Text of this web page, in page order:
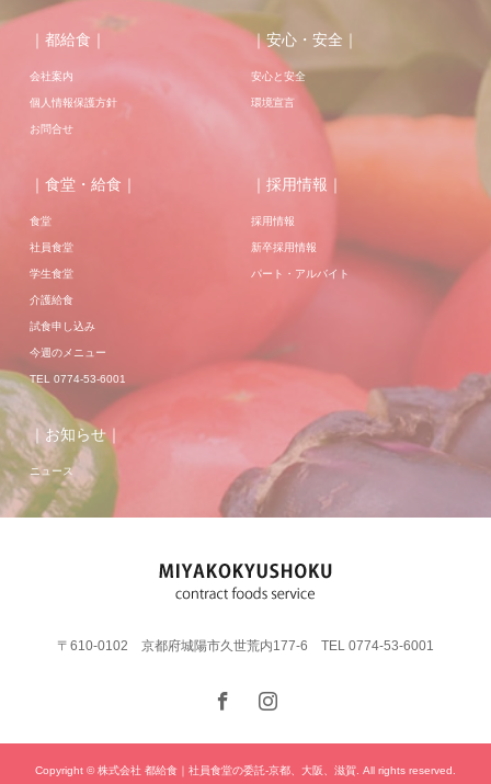
｜都給食｜
会社案内
個人情報保護方針
お問合せ
｜安心・安全｜
安心と安全
環境宣言
｜食堂・給食｜
食堂
社員食堂
学生食堂
介護給食
試食申し込み
今週のメニュー
TEL 0774-53-6001
｜採用情報｜
採用情報
新卒採用情報
パート・アルバイト
｜お知らせ｜
ニュース
〒610-0102 京都府城陽市久世荒内177-6 TEL 0774-53-6001
Copyright © 株式会社 都給食｜社員食堂の委託-京都、大阪、滋賀. All rights reserved.